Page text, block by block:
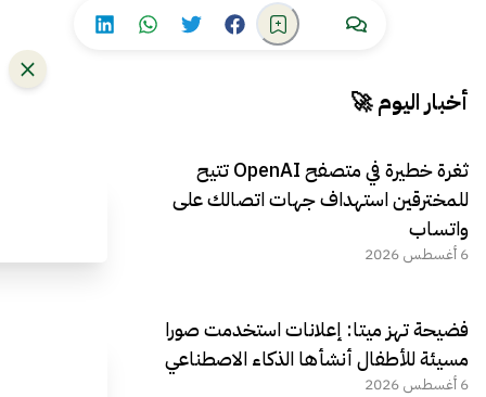
أخبار اليوم 🚀
ثغرة خطيرة في متصفح OpenAI تتيح
للمخترقين استهداف جهات اتصالك على
واتساب
6 أغسطس 2026
فضيحة تهز ميتا: إعلانات استخدمت صورا
مسيئة للأطفال أنشأها الذكاء الاصطناعي
6 أغسطس 2026